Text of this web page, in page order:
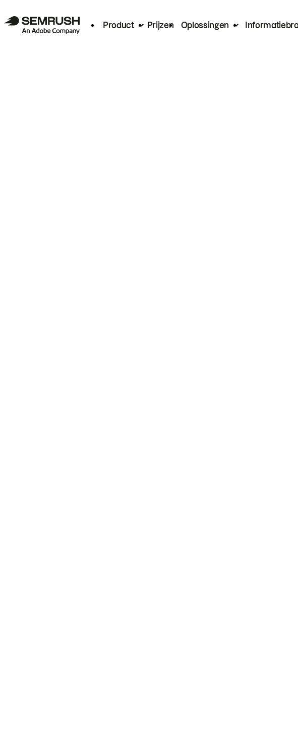
Product Prijzen Oplossingen